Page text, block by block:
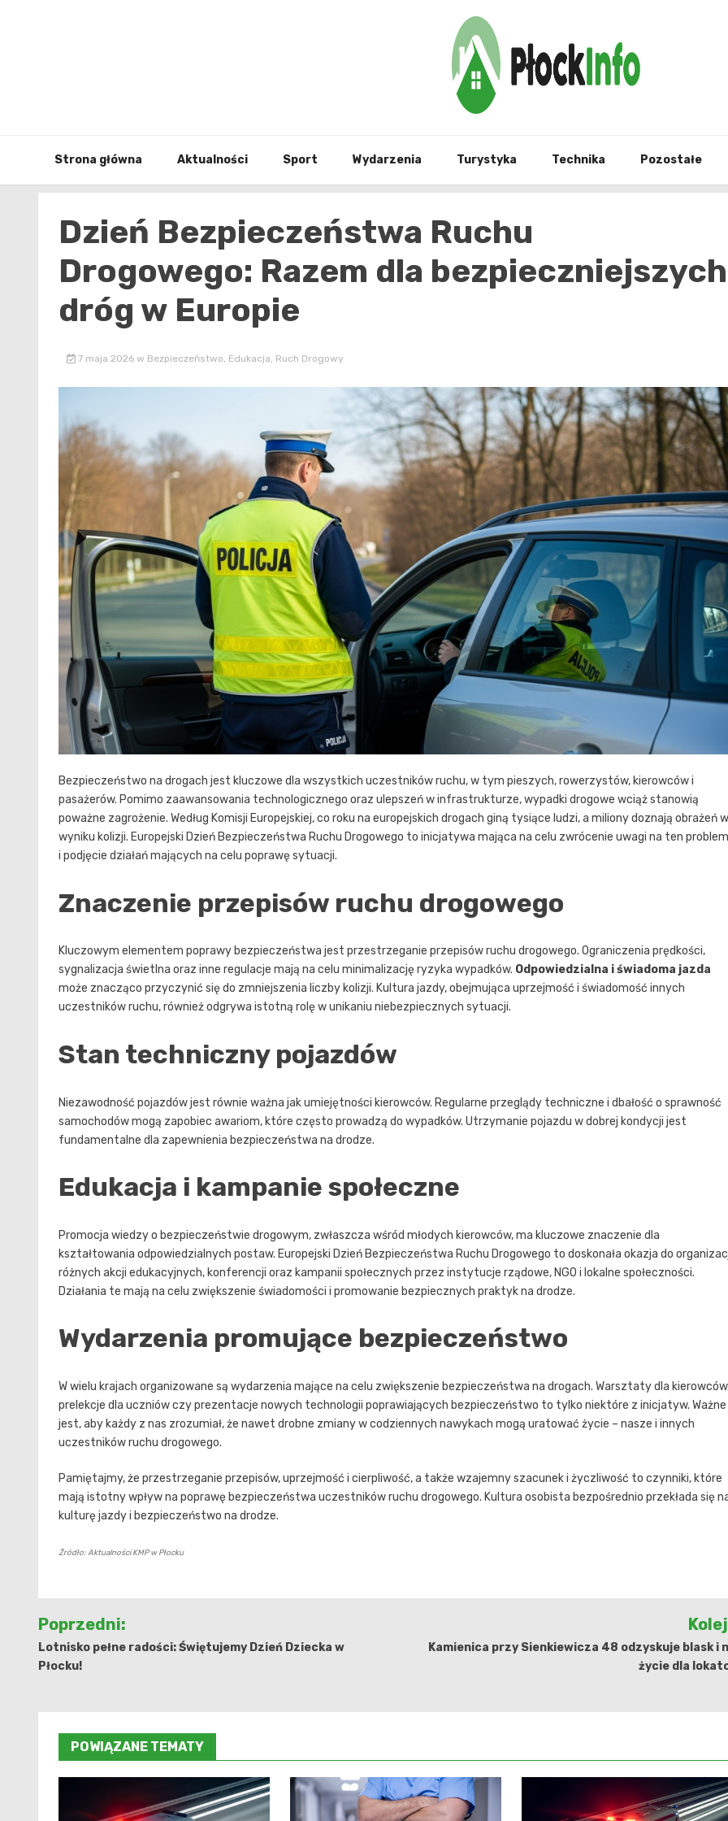
Strona główna Aktualności Sport Wydarzenia Turystyka Technika Pozostałe
Dzień Bezpieczeństwa Ruchu
Drogowego: Razem dla bezpieczniejszych
dróg w Europie
7 maja 2026 w Bezpieczeństwo, Edukacja, Ruch Drogowy
Bezpieczeństwo na drogach jest kluczowe dla wszystkich uczestników ruchu, w tym pieszych, rowerzystów, kierowców i
pasażerów. Pomimo zaawansowania technologicznego oraz ulepszeń w infrastrukturze, wypadki drogowe wciąż stanowią
poważne zagrożenie. Według Komisji Europejskiej, co roku na europejskich drogach giną tysiące ludzi, a miliony doznają obrażeń w
wyniku kolizji. Europejski Dzień Bezpieczeństwa Ruchu Drogowego to inicjatywa mająca na celu zwrócenie uwagi na ten problem
i podjęcie działań mających na celu poprawę sytuacji.
Znaczenie przepisów ruchu drogowego
Kluczowym elementem poprawy bezpieczeństwa jest przestrzeganie przepisów ruchu drogowego. Ograniczenia prędkości,
sygnalizacja świetlna oraz inne regulacje mają na celu minimalizację ryzyka wypadków. Odpowiedzialna i świadoma jazda
może znacząco przyczynić się do zmniejszenia liczby kolizji. Kultura jazdy, obejmująca uprzejmość i świadomość innych
uczestników ruchu, również odgrywa istotną rolę w unikaniu niebezpiecznych sytuacji.
Stan techniczny pojazdów
Niezawodność pojazdów jest równie ważna jak umiejętności kierowców. Regularne przeglądy techniczne i dbałość o sprawność
samochodów mogą zapobiec awariom, które często prowadzą do wypadków. Utrzymanie pojazdu w dobrej kondycji jest
fundamentalne dla zapewnienia bezpieczeństwa na drodze.
Edukacja i kampanie społeczne
Promocja wiedzy o bezpieczeństwie drogowym, zwłaszcza wśród młodych kierowców, ma kluczowe znaczenie dla
kształtowania odpowiedzialnych postaw. Europejski Dzień Bezpieczeństwa Ruchu Drogowego to doskonała okazja do
różnych akcji edukacyjnych, konferencji oraz kampanii społecznych przez instytucje rządowe, NGO i lokalne społeczności.
Działania te mają na celu zwiększenie świadomości i promowanie bezpiecznych praktyk na drodze.
Wydarzenia promujące bezpieczeństwo
W wielu krajach organizowane są wydarzenia mające na celu zwiększenie bezpieczeństwa na drogach. Warsztaty dla
prelekcje dla uczniów czy prezentacje nowych technologii poprawiających bezpieczeństwo to tylko niektóre z inicjatyw. Ważne
jest, aby każdy z nas zrozumiał, że nawet drobne zmiany w codziennych nawykach mogą uratować życie – nasze i innych
uczestników ruchu drogowego.
Pamiętajmy, że przestrzeganie przepisów, uprzejmość i cierpliwość, a także wzajemny szacunek i życzliwość to czynniki, które
mają istotny wpływ na poprawę bezpieczeństwa uczestników ruchu drogowego. Kultura osobista bezpośrednio przekłada się
kulturę jazdy i bezpieczeństwo na drodze.
Źródło: Aktualności KMP w Płocku
Nawigacja
wpisu
Poprzedni:
Lotnisko pełne radości: Świętujemy Dzień Dziecka w
Płocku!
Kamienica przy Sienkiewicza 48 odzyskuje blask i
życie dla
POWIĄZANE TEMATY